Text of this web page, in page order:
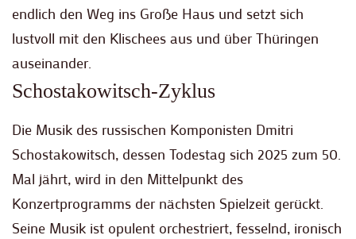
endlich den Weg ins Große Haus und setzt sich
lustvoll mit den Klischees aus und über Thüringen
auseinander.
Schostakowitsch-Zyklus
Die Musik des russischen Komponisten Dmitri
Schostakowitsch, dessen Todestag sich 2025 zum 50.
Mal jährt, wird in den Mittelpunkt des
Konzertprogramms der nächsten Spielzeit gerückt.
Seine Musik ist opulent orchestriert, fesselnd, ironisch